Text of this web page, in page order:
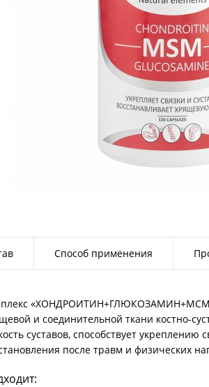
Способ применения
«ХОНДРОИТИН+ГЛЮКОЗАМИН+МСМ»
и соединительной ткани костно-
суставов, способствует укреплению
после травм и физических